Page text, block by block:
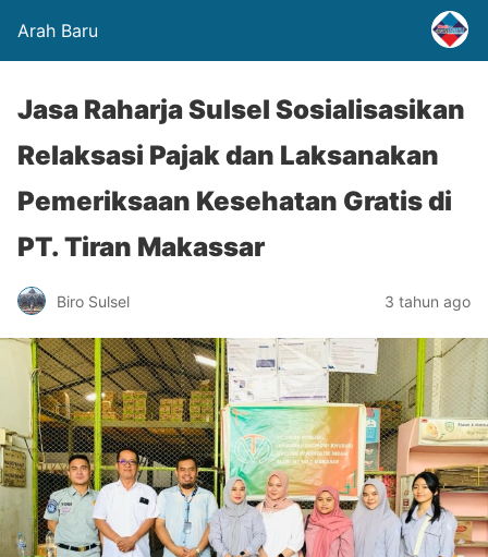
Arah Baru
Jasa Raharja Sulsel Sosialisasikan
Relaksasi Pajak dan Laksanakan
Pemeriksaan Kesehatan Gratis di
PT. Tiran Makassar
Biro Sulsel 3 tahun ago